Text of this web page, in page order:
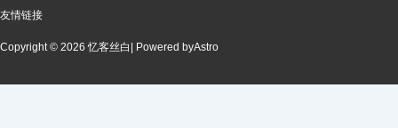
友情链接
Copyright © 2026 忆客丝白 | Powered byAstro